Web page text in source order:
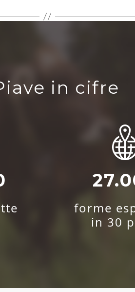
in cifre
forme
in 30